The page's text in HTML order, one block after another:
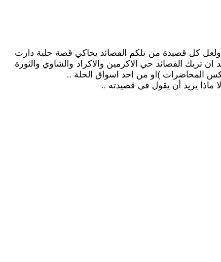
كل قصيدة من تلكم القصائد يحاكي قصة حلية دارت
تريك القصائد حي الاكرمين والاكراد والشاوي والثورة
المحاضرات )او من احد اسواق الحلة ..
ماذا يريد أن يقول في قصيدته ..